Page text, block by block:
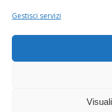
Gestisci servizi
consorzio per la